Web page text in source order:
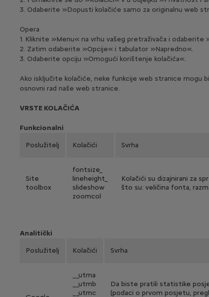
3. Odaberite »Dopusti kolačiće samo za originalnu web
Opera
1. Kliknite »Menu« na vrhu vašeg pretraživača i odaberite
2. Zatim odaberite »Opcije« i tabulator »Napredno«.
3. Odaberite opciju »Omogući korištenje kolačića«.
Ako isključite kolačiće, neke funkcije web stranice mogu
osnovni rad naše web stranice.
VRSTE KOLAČIĆA
Funkcionalni
Poslužitelj Kolačići Svrha
Site
toolbox
fontsize_
lineheight_
slideshow
zoomcol
Kolačići su dizajnirani za
što su: veličina fonta,
Analitički
Poslužitelj Kolačići Svrha
__utma
__utmb
__utmc
Da biste pratili statistike
(podaci o prvom posjetu,